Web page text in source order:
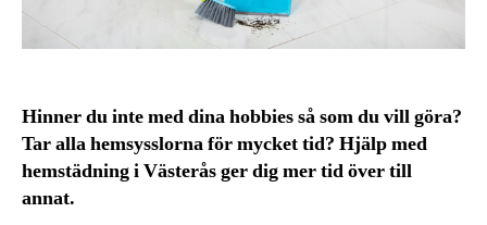
Hinner du inte med dina hobbies så som du vill göra?
Tar alla hemsysslorna för mycket tid? Hjälp med
hemstädning i Västerås ger dig mer tid över till
annat.